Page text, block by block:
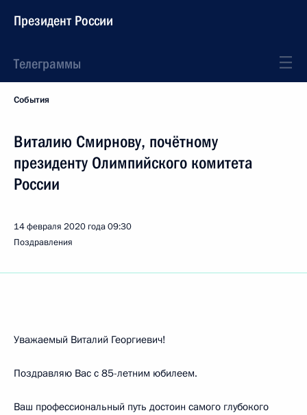
Президент России
Телеграммы
События
Виталию Смирнову, почётному
президенту Олимпийского комитета
России
14 февраля 2020 года09:30
Поздравления
Уважаемый Виталий Георгиевич!
Поздравляю Вас с 85-летним юбилеем.
Ваш профессиональный путь достоин самого глубокого